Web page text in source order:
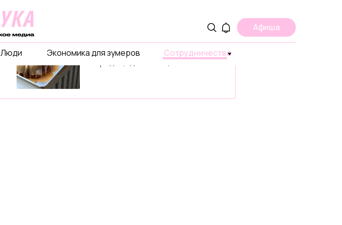
Афиша
Сотрудничество
Экономика для зумеров
Люди
Расскажите о вашем проекте,
бизнесе или продукте в странах
и городах, где есть ЩУКА